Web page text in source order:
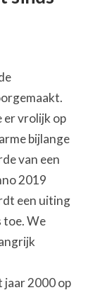
er vrolijk op
bijlange
van een
2019
een uiting
toe. We
jaar 2000 op